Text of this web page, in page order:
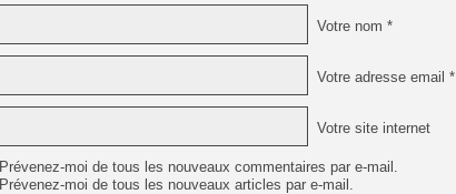
Votre nom *
Votre adresse email *
Votre site internet
Prévenez-moi de tous les nouveaux commentaires par e-mail.
Prévenez-moi de tous les nouveaux articles par e-mail.